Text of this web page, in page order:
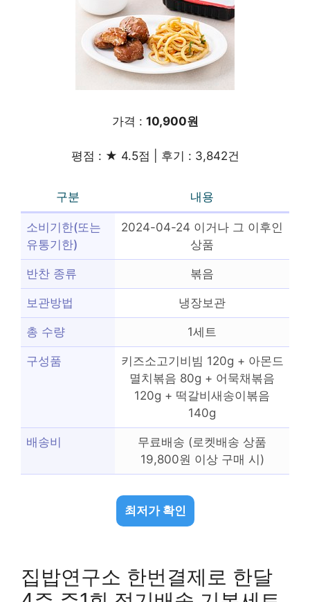
가격 : 10,900원
평점 : ★ 4.5점 | 후기 : 3,842건
구분 내용
소비기한(또는
유통기한)
2024-04-24 이거나 그 이후인
상품
반찬 종류 볶음
보관방법 냉장보관
총 수량 1세트
구성품
키즈소고기비빔 120g + 아몬드
멸치볶음 80g + 어묵채볶음
120g + 떡갈비새송이볶음
140g
배송비
무료배송 (로켓배송 상품
19,800원 이상 구매 시)
최저가 확인
집밥연구소 한번결제로 한달